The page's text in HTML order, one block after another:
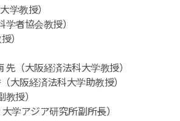
学教授）
学者協会教授）
）
（大阪経済法科大学教授）
大阪経済法科大学助教授）
教授）
学アジア研究所副所長）